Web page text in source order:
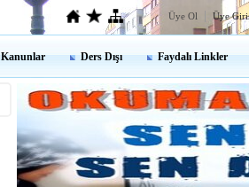
Üye Ol Üye
Kanunlar Ders Dışı Faydalı Linkler